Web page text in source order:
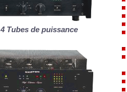
4 Tubes de puissance